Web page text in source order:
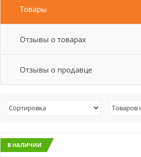
Товары
Отзывы о товарах
Отзывы о продавце
В НАЛИЧИИ